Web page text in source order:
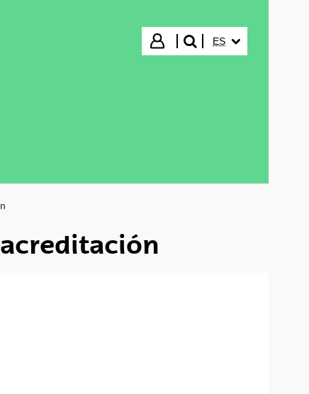
Iniciar sesión
buscar"
ES